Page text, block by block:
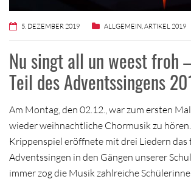
5. DEZEMBER 2019 ALLGEMEIN,ARTIKEL 2019
Nu singt all un weest froh
Teil des Adventssingens
Am Montag, den 02.12., war zum ersten
wieder weihnachtliche Chormusik zu
Krippenspiel eröffnete mit drei Liedern
Adventssingen in den Gängen unserer
immer zog die Musik zahlreiche